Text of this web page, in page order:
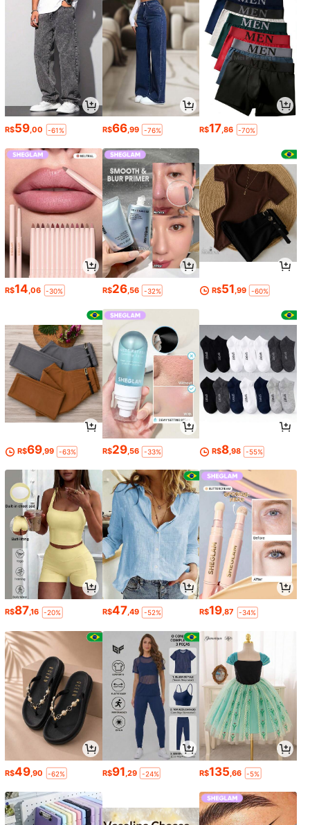
R$59 ,00 -61% R$66,99 -76% R$17 ,86 -70%
R$14,06 -30% R$26,56 -32% R$51,99 -60%
R$69,99 -63% R$29,56 -33% R$8,98 -55%
R$87,16 -20% R$47,49 -52% R$19,87 -34%
R$49 ,90 -62% R$91 ,29 -24% R$135 ,66 -5%